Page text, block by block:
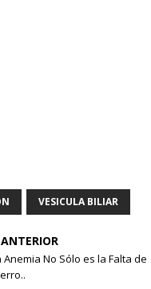
VESICULA BILIAR
ANTERIOR
Anemia No Sólo es la Falta de